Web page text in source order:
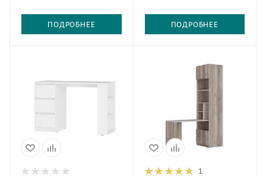
ПОДРОБНЕЕ ПОДРОБНЕЕ
1